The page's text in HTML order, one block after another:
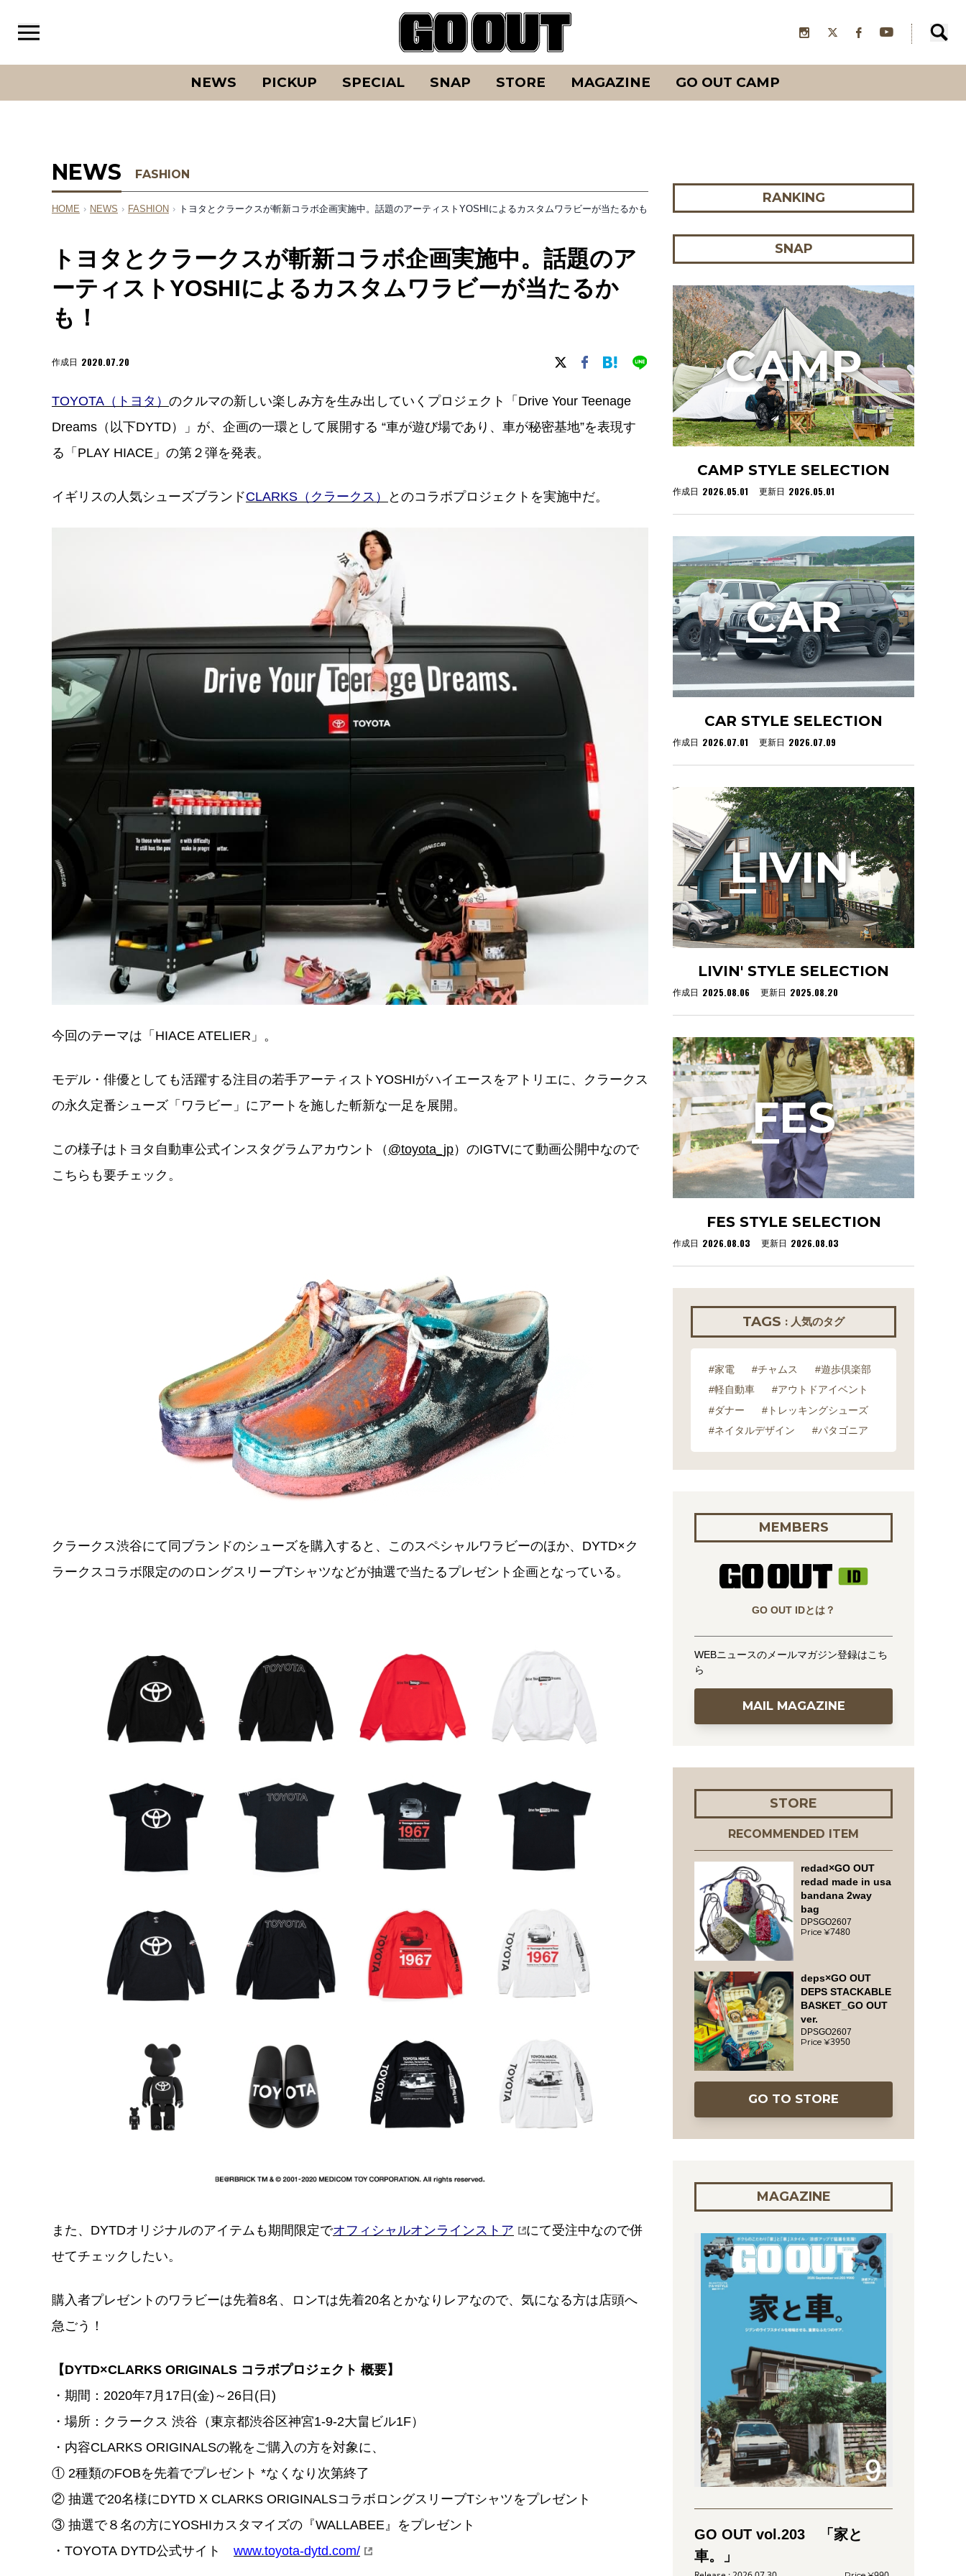
NEWS PICKUP SPECIAL SNAP STORE MAGAZINE GO OUT CAMP
NEWS FASHION
HOME › NEWS › FASHION › トヨタとクラークスが斬新コラボ企画実施中。話題のアーティストYOSHIによるカスタムワラビーが当たるかも！
トヨタとクラークスが斬新コラボ企画実施中。話題のア
ーティストYOSHIによるカスタムワラビーが当たるか
も！
作成日 2020.07.20
TOYOTA（トヨタ） のクルマの新しい楽しみ方を生み出していくプロジェクト「Drive Your Teenage
Dreams（以下DYTD）」が、企画の一環として展開する “車が遊び場であり、車が秘密基地”を表現す
る「PLAY HIACE」の第２弾を発表。
イギリスの人気シューズブランドCLARKS（クラークス） とのコラボプロジェクトを実施中だ。
今回のテーマは「HIACE ATELIER」。
モデル・俳優としても活躍する注目の若手アーティストYOSHIがハイエースをアトリエに、クラークス
の永久定番シューズ「ワラビー」にアートを施した斬新な一足を展開。
この様子はトヨタ自動車公式インスタグラムアカウント（ @toyota_jp）のIGTVにて動画公開中なので
こちらも要チェック。
クラークス渋谷にて同ブランドのシューズを購入すると、このスペシャルワラビーのほか、DYTD×ク
ラークスコラボ限定ののロングスリーブTシャツなどが抽選で当たるプレゼント企画となっている。
また、DYTDオリジナルのアイテムも期間限定でオフィシャルオンラインストア
にて受注中なので併
せてチェックしたい。
購入者プレゼントのワラビーは先着8名、ロンTは先着20名とかなりレアなので、気になる方は店頭へ
急ごう！
【DYTD×CLARKS ORIGINALS コラボプロジェクト 概要】
・期間：2020年7月17日(金)～26日(日)
・場所：クラークス 渋谷（東京都渋谷区神宮1-9-2大畠ビル1F）
・内容CLARKS ORIGINALSの靴をご購入の方を対象に、
① 2種類のFOBを先着でプレゼント *なくなり次第終了
② 抽選で20名様にDYTD X CLARKS ORIGINALSコラボロングスリーブTシャツをプレゼント
③ 抽選で８名の方にYOSHIカスタマイズの『WALLABEE』をプレゼント
・TOYOTA DYTD公式サイト www.toyota-dytd.com/
RANKING
SNAP
CAMP STYLE SELECTION
作成日 2026.05.01 更新日 2026.05.01
CAMP
CAR STYLE SELECTION
作成日 2026.07.01 更新日 2026.07.09
CAR
LIVIN' STYLE SELECTION
作成日 2025.08.06 更新日 2025.08.20
LIVIN'
FES STYLE SELECTION
作成日 2026.08.03 更新日 2026.08.03
FES
TAGS : 人気のタグ
#家電 #チャムス
#遊歩倶楽部
#軽自動車
#アウトドアイベント
#ダナー
#トレッキングシューズ
#ネイタルデザイン
#パタゴニア
MEMBERS
GO OUT IDとは？
WEBニュースのメールマガジン登録はこち
ら
MAIL MAGAZINE
STORE
RECOMMENDED ITEM
redad×GO OUT
redad made in usa
bandana 2way
bag
DPSGO2607
7480
deps×GO OUT
DEPS STACKABLE
BASKET_GO OUT
ver.
DPSGO2607
3950
GO TO STORE
MAGAZINE
GO OUT vol.203 「家と
車。」